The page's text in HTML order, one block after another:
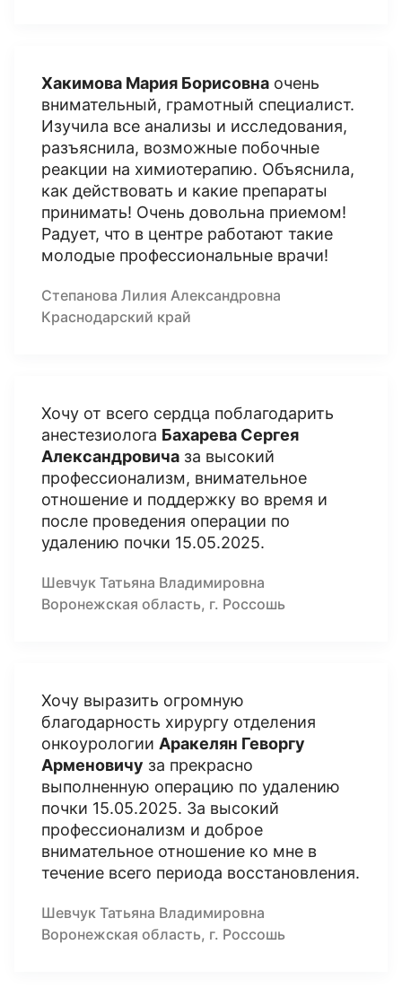
Хакимова Мария Борисовна очень
внимательный, грамотный специалист.
Изучила все анализы и исследования,
разъяснила, возможные побочные
реакции на химиотерапию. Объяснила,
как действовать и какие препараты
принимать! Очень довольна приемом!
Радует, что в центре работают такие
молодые профессиональные врачи!
Степанова Лилия Александровна
Краснодарский край
Хочу от всего сердца поблагодарить
анестезиолога Бахарева Сергея
Александровича за высокий
профессионализм, внимательное
отношение и поддержку во время и
после проведения операции по
удалению почки 15.05.2025.
Шевчук Татьяна Владимировна
Воронежская область, г. Россошь
Хочу выразить огромную
благодарность хирургу отделения
онкоурологии Аракелян Геворгу
Арменовичу за прекрасно
выполненную операцию по удалению
почки 15.05.2025. За высокий
профессионализм и доброе
внимательное отношение ко мне в
течение всего периода восстановления.
Шевчук Татьяна Владимировна
Воронежская область, г. Россошь